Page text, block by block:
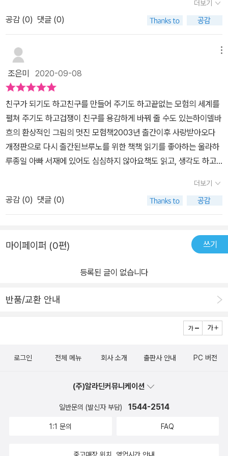
빠져서 즐기고 있지요.책을 강요하기보다는 울라처럼 부모가 먼저 흠
뻑 빠져보는 것도 중요한 것 같아요.그럼 아이들은 그림책에 푹 빠져
웃고 슬퍼하는 부모의 행동을 궁금해하지요.다가오는 순간 슬쩍~ 흘
려만 주는 방법이 좋겠지요.중요한 부분이 더 있어요.하나는 브루노
책의 모험을 끝내고 돌아온 마지막 장면에서 브루노는 다시 한번 데
려가 달라고 하는 부분이지요.드디어 브루노가 책에 빠지는 순간인가
요? 하지만, 우리의 울라는 덥석 물지 않아요.“물론이지, 하지만 오늘
은 안 돼. 다음에 또 올래?”울라의 반창고를 잘 활용하셔서 즐거운 책
읽기 하세요. - <브루노를 위한 책> 구판과 개정판 비교하기
- 출판사는 풀빛에서 그대로 재출간되었고, 판형이나 크기도 변
화가 없고,번역 김경연 작가님의 텍스트도 그대로이고, 폰트는 조금
바뀐 것 같은데요.뭐~ 딱히 바뀐 게 없는데 하던 중....제목의 폰트와
색감이 바뀌었네요. ㅋㅋㅋ 너무 본문만 신경 쓰고 있어나 봐
1월 10쇄까지 쭉 발행했네요.그리고 개정판으로 2020년 7월에 2판
1쇄를 발행하기 시작했지요. 이렇게 책이 발행을 거듭하는 동안 출판
사 풀빛 부서에는 다양한 분들이 다녀가셨겠지요.그중 마케팅 부서의
만 왠지 막내에서 선임 자리로 바뀌셨을 듯하네요.(오랜 시간 한자리
노를 위한 책>은 의미 있는 그림책 중 한 권이지요.그림책 읽어주기
봉사를 하던 때 초등학교에서 봉사분들께 다양한 그림책을 5년 정도
은 빠지지 않고 소개되던 책이었지요.그래서인지 개정판이 출간되었
하이델바흐 그림책 - 독일의 니콜라우스 하이델바흐 작가님을
알게 되면 매력에 풍~ 덩~ 빠지지요.그의 대부분의 책들은 표지의 그
순간부터 재미있고, 신기하고 괴상스럽기까지 한 상상력으로 환상적
음과 끝에는 글이 있지만 브루노가 신나는 모험을 즐기는 순간은 글
자신이 모험을 떠나는 듯 이런저런 상상을 하며 이야기를 나누는 모
습이였어요.​책이란 그런것같아요.우리가 경험할수없는 세계에 데려
가 주고 나는 그 속에서 경험을 하며 즐거움을 얻죠.그래서 그림책에
한번 빠지면 브루노처럼 즐겁기 볼수밖에요.마지막 장면도 너무 귀여
웠어요.두 친구가 늠름한 표정을 지으면 목에 반창고를 탁 붙이는데..
그림책의 매력에 빠진 사람만 붙일수있는 표시인가요?​여러분도 반창
고 붙이실 준비 되셨나요?아이와 함께 책의 즐거움을 알려줄 그림책,
<브루노를 위한 책>을 만나보시길 바랍니다​​ < 출판사로부터 도서를
다. 올라는 집에서 책 읽기를 좋아합니다.브루
노는 스티커, 티셔츠 등 새로운 것을 자랑하기 위해 매일 울라를 찾아
오곤 합니다.울라는 브루노와 더 많은 시간을 보내고 싶어 책을 보여
주지만, 브루노는 시시해 하기만 하네요.어느 날 또 새로운 옷으로 쫙
빼입고 온 브루노.오늘도 한껏 뽐만 내고 가려는 브루노에게 올라는
목에 붙은 반창고를 보여줍니다.'목이 왜그래?''책에서 나온 뱀이 물
었어.'거짓말 말라는 브루노에게 울라는 책을 펼쳐보입니
다. 책을 펼치자 보이는 계단을 타고 들어가
슝~ 빨간 가림끈을 타고 책 속으로 들어가는 둘.앗, 저 위의 꼬리는
뭐죠? 꼬리가 아니라 괴물의 발톱이었어요!괴
물은 올라를 낚아 채 자신의 섬으로 날아가고, 브루노는 떨어져버립
니다.이대로 올라를 괴물이 먹게 할 수는 없지요.브루노는 배에 타고
있는 커다란 새의 도움을 받아 올라를 구하러 갑니다.배에는 칼과 이
상한 보따리도 있었답니다.과연 브루노는 올라를 구할 수 있을까요?
이 없지요.글이 없기 때문에 아이들은 책을 보며 더욱 생생히 환상의
세계에 빠져듭니다.읽는 사람의 무한한 상상력에 따라 전혀 다른 이
며 자연스럽게 책 속으로 빠져듭니다.서로 어떤 이야기를 만들었는
지 이야기를 나눠보는 것도 좋겠지요?이 책의 특이한 구성은 또 있답
찾아보는 재미가 있지요.커다란 개미(?), 부리달린 도마뱀, 코끼리코
를 가진 벌레는 긴장감을 극도로 올려줍니다.
반창고를 붙였네요.책을 통해 우리는 그 어떤 교통수단보다 빠르게,
넓은 곳을 갈 수있습니다. 좁은 시야를 더 넓은 세계를 보고 더 많은
사람을 사귈 수 있도록 넓혀주지요.코로나로 인해 집콕! 어디 가지 못
는 건 어떨까요?이 책을 시작으로 우리 아이도 브루노처럼 책이 데려
더보기
공감 (0) 댓글 (0)
조은미 2020-09-08
친구가 되기도 하고친구를 만들어 주기도 하고끝없는 모험의 세계를
펼쳐 주기도 하고겁쟁이 친구를 용감하게 바꿔 줄 수도 있는하이델바
흐의 환상적인 그림의 멋진 모험책2003년 출간이후 사랑받아오다
개정판으로 다시 출간된브루노를 위한 책책 읽기를 좋아하는 울라하
루종일 아빠 서재에 있어도 심심하지 않아요책도 읽고, 생각도 하고,
로운 물건에만 관심이 있어요울라는 목에 커다란 반창고를 붙이고파
란 마술책에서 나온 뱀이 물었다고 말해요울라와 브루노는 커다란 책
을 펼쳤어요울라는 책에 적힌 낯선 글씨를 낮은 소리로 읽기 시작했
는 울라이내 커다란 발톱에 낚아채이는 울라아래로 아래로 떨어진 브
가 같이 있어요브루노는 울라를 구하러 노를 저어 험난한 바위산을
하게 무찌르고울라를 구해요다시 노를저어 바다를 건너던 울라와 브
함께 하늘을 나네요 울라와 브루노가 책장을 펼치고울라가 책을 읽기
으로 모험을 떠나게되요글없이 그림만으로 펼쳐지면서 아이들이 재
가게 했어요책을 덮고 브루노도 목에 반창고를 붙이는데울라와 브루
노 둘은 과연 어디를 다녀온걸까요?#브루노를위한책, #하이델바흐,
#브루노, #모험책,
더보기
공감 (0) 댓글 (0)
마이페이퍼 (0편) 쓰기
등록된 글이 없습니다
반품/교환 안내
로그인 전체 메뉴 회사 소개 출판사 안내 PC 버전
(주)알라딘커뮤니케이션
일반문의 (발신자 부담) 1544-2514
1:1 문의 FAQ